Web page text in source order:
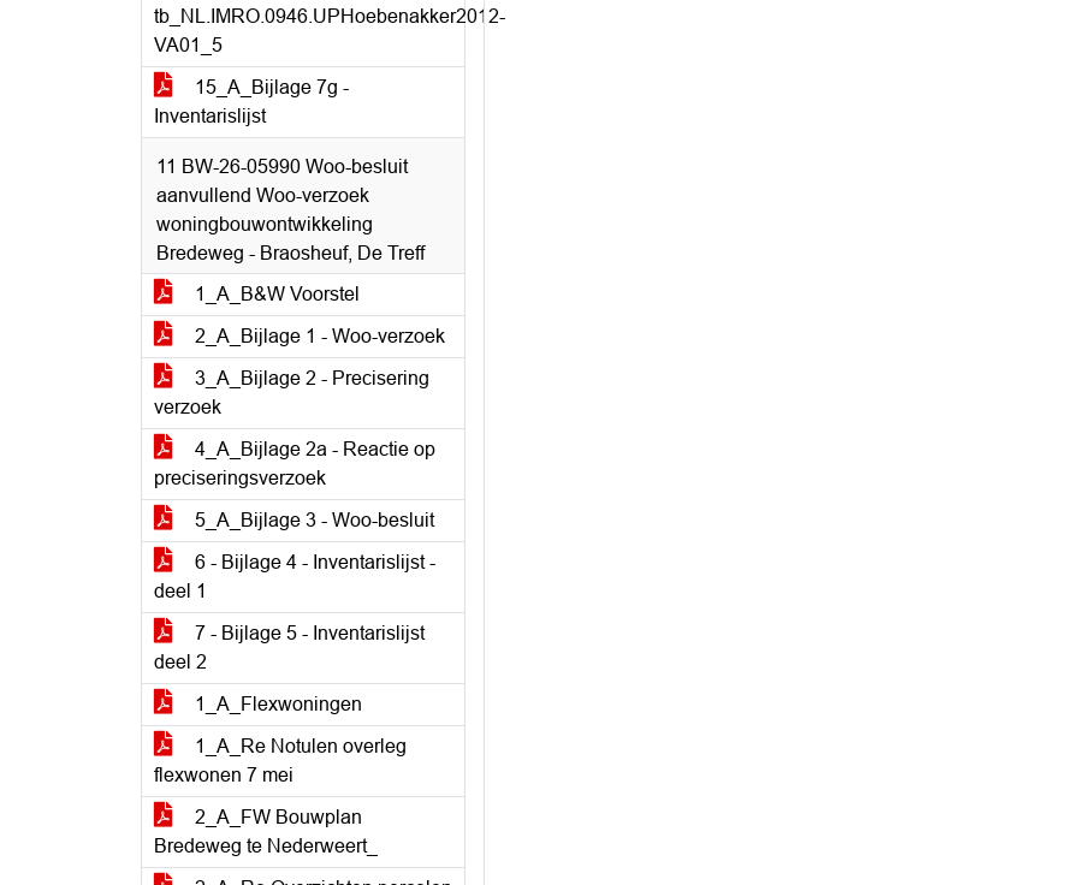
tb_NL.IMRO.0946.UPHoebenakker2012-
VA01_5
15_A_Bijlage 7g -
Inventarislijst
11 BW-26-05990 Woo-besluit
aanvullend Woo-verzoek
woningbouwontwikkeling
Bredeweg - Braosheuf, De Treff
1_A_B&W Voorstel
2_A_Bijlage 1 - Woo-verzoek
3_A_Bijlage 2 - Precisering
verzoek
4_A_Bijlage 2a - Reactie op
preciseringsverzoek
5_A_Bijlage 3 - Woo-besluit
6 - Bijlage 4 - Inventarislijst -
deel 1
7 - Bijlage 5 - Inventarislijst
deel 2
1_A_Flexwoningen
1_A_Re Notulen overleg
flexwonen 7 mei
2_A_FW Bouwplan
Bredeweg te Nederweert_